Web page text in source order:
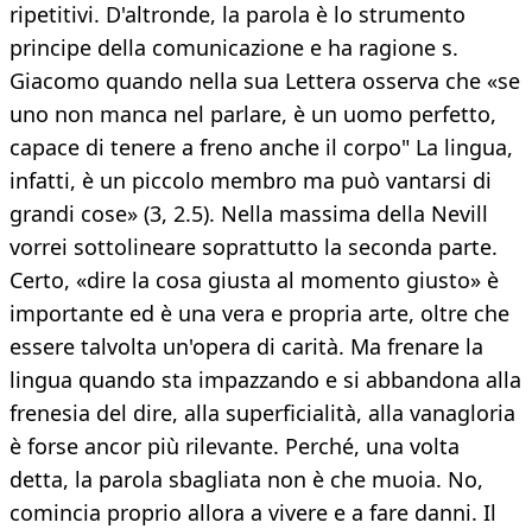
ripetitivi. D'altronde, la parola è lo strumento
principe della comunicazione e ha ragione s.
Giacomo quando nella sua Lettera osserva che «se
uno non manca nel parlare, è un uomo perfetto,
capace di tenere a freno anche il corpo" La lingua,
infatti, è un piccolo membro ma può vantarsi di
grandi cose» (3, 2.5). Nella massima della Nevill
vorrei sottolineare soprattutto la seconda parte.
Certo, «dire la cosa giusta al momento giusto» è
importante ed è una vera e propria arte, oltre che
essere talvolta un'opera di carità. Ma frenare la
lingua quando sta impazzando e si abbandona alla
frenesia del dire, alla superficialità, alla vanagloria
è forse ancor più rilevante. Perché, una volta
detta, la parola sbagliata non è che muoia. No,
comincia proprio allora a vivere e a fare danni. Il